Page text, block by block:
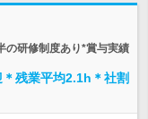
の研修制度あり*賞与実績
残業平均2.1h＊社割